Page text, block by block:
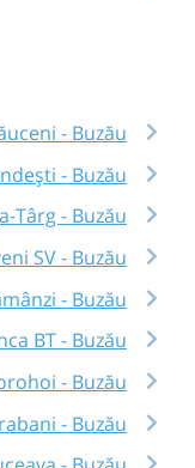
- Buzău
- Buzău
Târg - Buzău
SV - Buzău
- Buzău
BT - Buzău
- Buzău
- Buzău